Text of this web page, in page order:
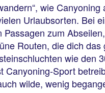
wie
Urlaubsorten. Bei
zum
Routen, die dich das
wie den
Sport
wilde, wenig